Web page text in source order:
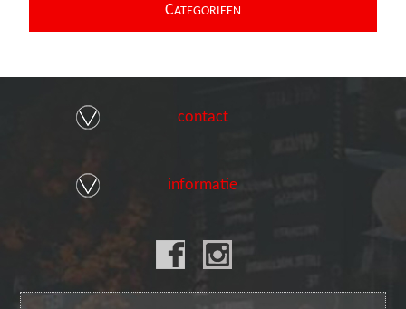
CATEGORIEEN
contact
informatie